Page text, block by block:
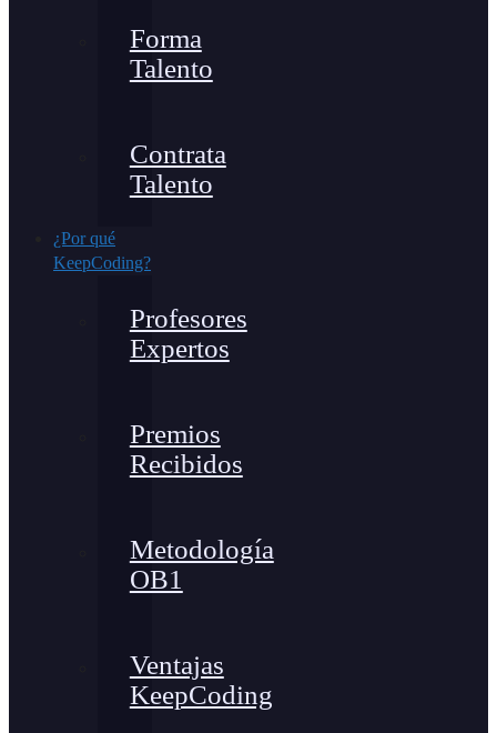
Forma
Talento
Contrata
Talento
¿Por qué
KeepCoding?
Profesores
Expertos
Premios
Recibidos
Metodología
OB1
Ventajas
KeepCoding